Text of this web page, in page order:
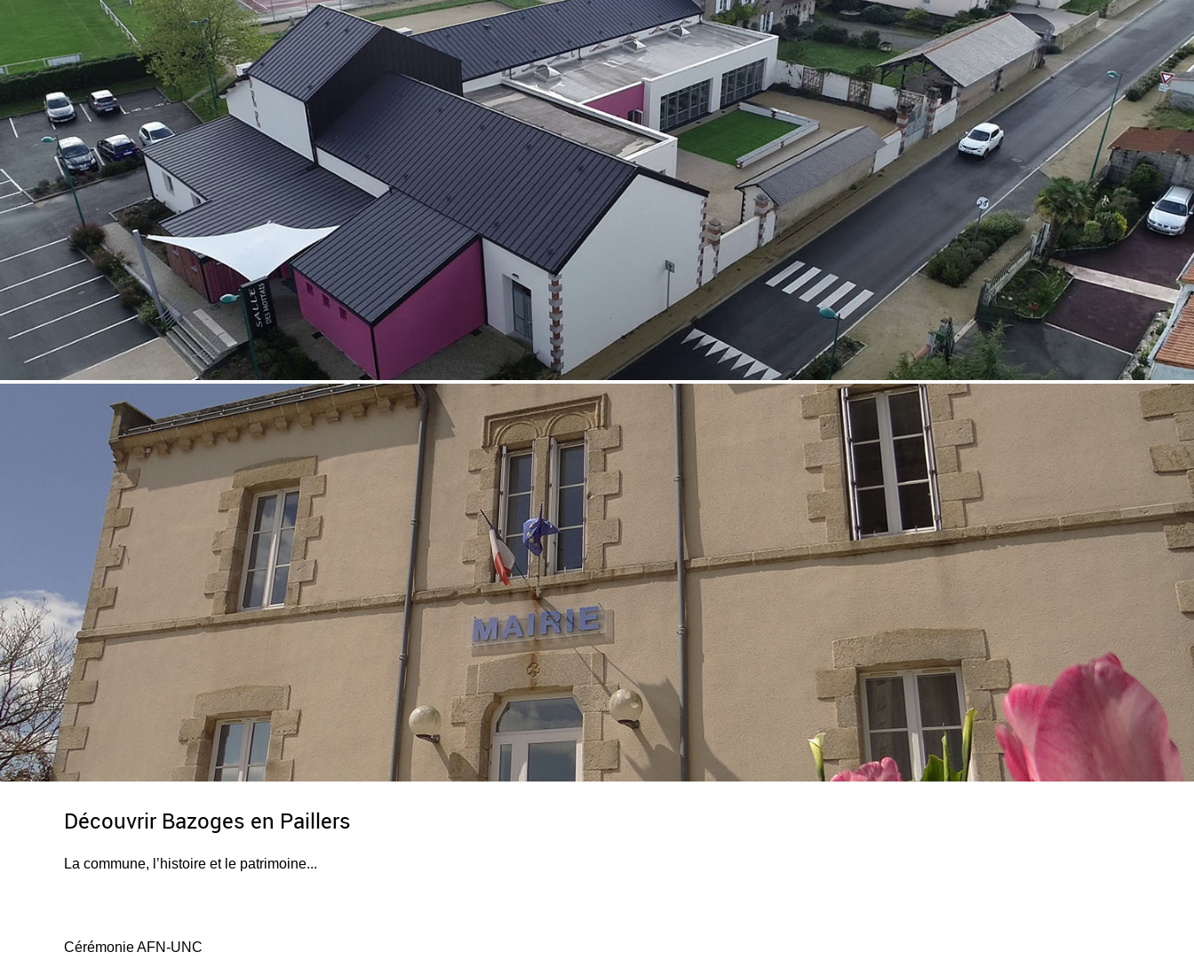
Découvrir Bazoges en Paillers
La commune, l’histoire et le patrimoine...
Cérémonie AFN-UNC